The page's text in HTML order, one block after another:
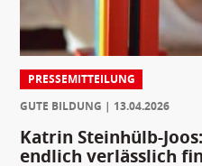
PRESSEMITTEILUNG
GUTE BILDUNG
13.04.2026
Katrin Steinhülb-
endlich verlässlich